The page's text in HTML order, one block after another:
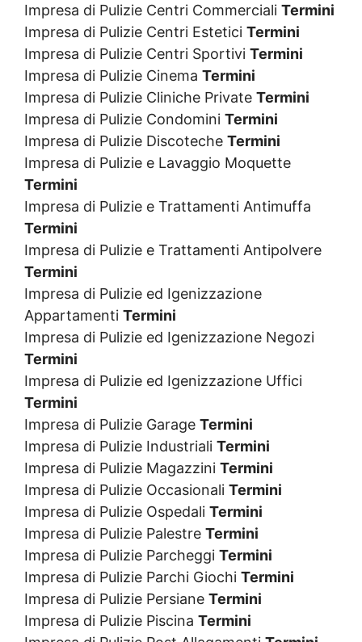
Impresa di Pulizie Centri Commerciali Termini
Impresa di Pulizie Centri Estetici Termini
Impresa di Pulizie Centri Sportivi Termini
Impresa di Pulizie Cinema Termini
Impresa di Pulizie Cliniche Private Termini
Impresa di Pulizie Condomini Termini
Impresa di Pulizie Discoteche Termini
Impresa di Pulizie e Lavaggio Moquette
Termini
Impresa di Pulizie e Trattamenti Antimuffa
Termini
Impresa di Pulizie e Trattamenti Antipolvere
Termini
Impresa di Pulizie ed Igenizzazione
Appartamenti Termini
Impresa di Pulizie ed Igenizzazione Negozi
Termini
Impresa di Pulizie ed Igenizzazione Uffici
Termini
Impresa di Pulizie Garage Termini
Impresa di Pulizie Industriali Termini
Impresa di Pulizie Magazzini Termini
Impresa di Pulizie Occasionali Termini
Impresa di Pulizie Ospedali Termini
Impresa di Pulizie Palestre Termini
Impresa di Pulizie Parcheggi Termini
Impresa di Pulizie Parchi Giochi Termini
Impresa di Pulizie Persiane Termini
Impresa di Pulizie Piscina Termini